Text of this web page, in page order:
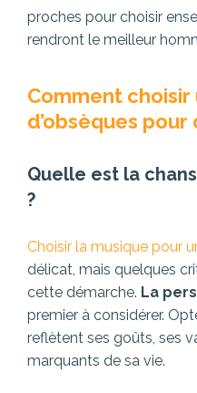
proches pour choisir
rendront le meilleur
Comment choisir
d’obsèques
Quelle est la
?
Choisir la musique pour
délicat, mais quelques
cette démarche. La
premier à considérer.
reflètent ses goûts, ses
marquants de sa vie.